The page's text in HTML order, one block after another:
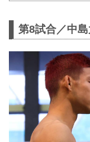
第8試合／中